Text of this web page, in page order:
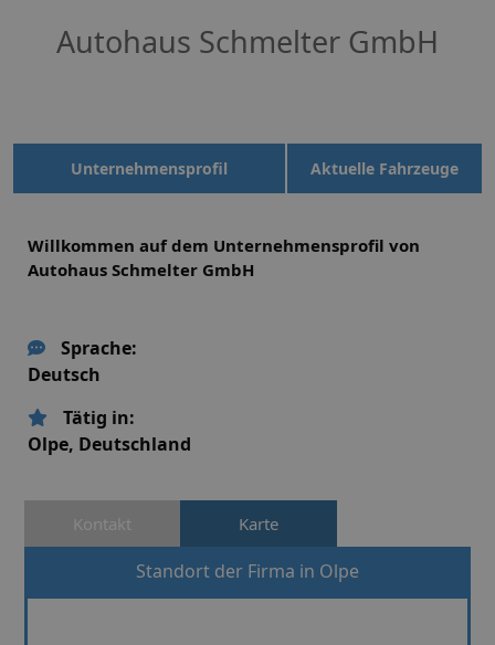
Autohaus Schmelter GmbH
Unternehmensprofil Aktuelle Fahrzeuge
Willkommen auf dem Unternehmensprofil von
Autohaus Schmelter GmbH
Sprache:
Deutsch
Tätig in:
Olpe, Deutschland
Kontakt Karte
Standort der Firma in Olpe